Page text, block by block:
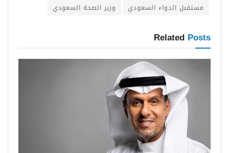
مستقبل الدواء السعودي
وزير الصحة السعودي
Related Posts